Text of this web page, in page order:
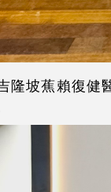
隆坡蕉賴復